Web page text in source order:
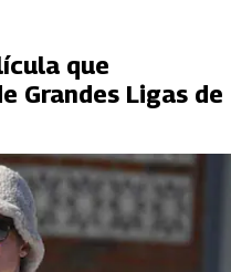
que
Grandes Ligas de